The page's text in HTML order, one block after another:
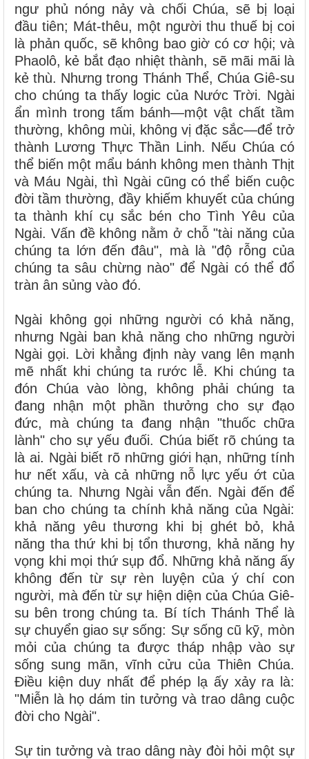
ngư phủ nóng nảy và chối Chúa, sẽ bị loại
đầu tiên; Mát-thêu, một người thu thuế bị coi
là phản quốc, sẽ không bao giờ có cơ hội; và
Phaolô, kẻ bắt đạo nhiệt thành, sẽ mãi mãi là
kẻ thù. Nhưng trong Thánh Thể, Chúa Giê-su
cho chúng ta thấy logic của Nước Trời. Ngài
ẩn mình trong tấm bánh—một vật chất tầm
thường, không mùi, không vị đặc sắc—để trở
thành Lương Thực Thần Linh. Nếu Chúa có
thể biến một mẩu bánh không men thành Thịt
và Máu Ngài, thì Ngài cũng có thể biến cuộc
đời tầm thường, đầy khiếm khuyết của chúng
ta thành khí cụ sắc bén cho Tình Yêu của
Ngài. Vấn đề không nằm ở chỗ "tài năng của
chúng ta lớn đến đâu", mà là "độ rỗng của
chúng ta sâu chừng nào" để Ngài có thể đổ
tràn ân sủng vào đó.
Ngài không gọi những người có khả năng,
nhưng Ngài ban khả năng cho những người
Ngài gọi. Lời khẳng định này vang lên mạnh
mẽ nhất khi chúng ta rước lễ. Khi chúng ta
đón Chúa vào lòng, không phải chúng ta
đang nhận một phần thưởng cho sự đạo
đức, mà chúng ta đang nhận "thuốc chữa
lành" cho sự yếu đuối. Chúa biết rõ chúng ta
là ai. Ngài biết rõ những giới hạn, những tính
hư nết xấu, và cả những nỗ lực yếu ớt của
chúng ta. Nhưng Ngài vẫn đến. Ngài đến để
ban cho chúng ta chính khả năng của Ngài:
khả năng yêu thương khi bị ghét bỏ, khả
năng tha thứ khi bị tổn thương, khả năng hy
vọng khi mọi thứ sụp đổ. Những khả năng ấy
không đến từ sự rèn luyện của ý chí con
người, mà đến từ sự hiện diện của Chúa Giê-
su bên trong chúng ta. Bí tích Thánh Thể là
sự chuyển giao sự sống: Sự sống cũ kỹ, mòn
mỏi của chúng ta được tháp nhập vào sự
sống sung mãn, vĩnh cửu của Thiên Chúa.
Điều kiện duy nhất để phép lạ ấy xảy ra là:
"Miễn là họ dám tin tưởng và trao dâng cuộc
đời cho Ngài".
Sự tin tưởng và trao dâng này đòi hỏi một sự